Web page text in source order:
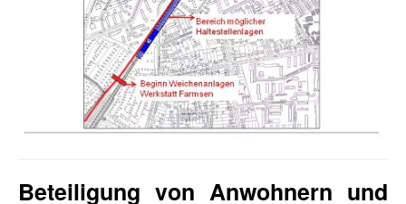
Beteiligung von Anwohnern und